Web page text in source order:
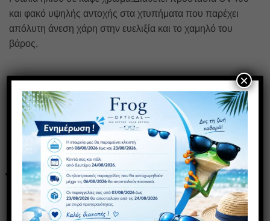
και φακό υψηλής αντοχής στα χτυπήματα που παρέχει
απόλυτη άνεση χάρη στην ευελιξία και το χαμηλό του
βάρος.
ΣΧΕΤΙΚΆ ΠΡΟΪΌΝΤΑ
Πρόσθήκη
στην λίστα
επιθυμιών
Πρόσθήκη
στην λίστα
επιθυμιών
×